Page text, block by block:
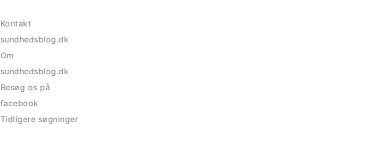
Kontakt
sundhedsblog.dk
Om
sundhedsblog.dk
Besøg os på
facebook
Tidligere søgninger